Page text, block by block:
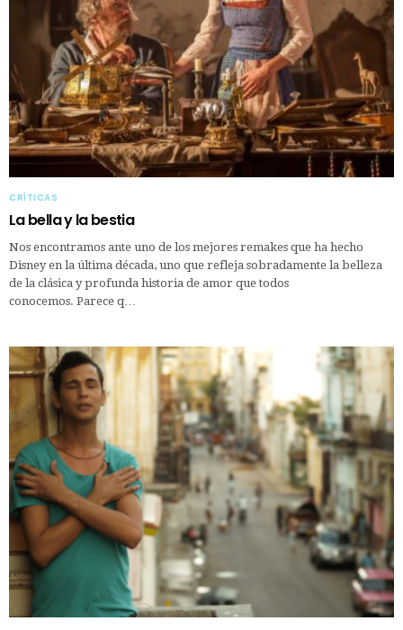
CRÍTICAS
La bella y la bestia
Nos encontramos ante uno de los mejores remakes que ha hecho
Disney en la última década, uno que refleja sobradamente la belleza
de la clásica y profunda historia de amor que todos
conocemos. Parece q…